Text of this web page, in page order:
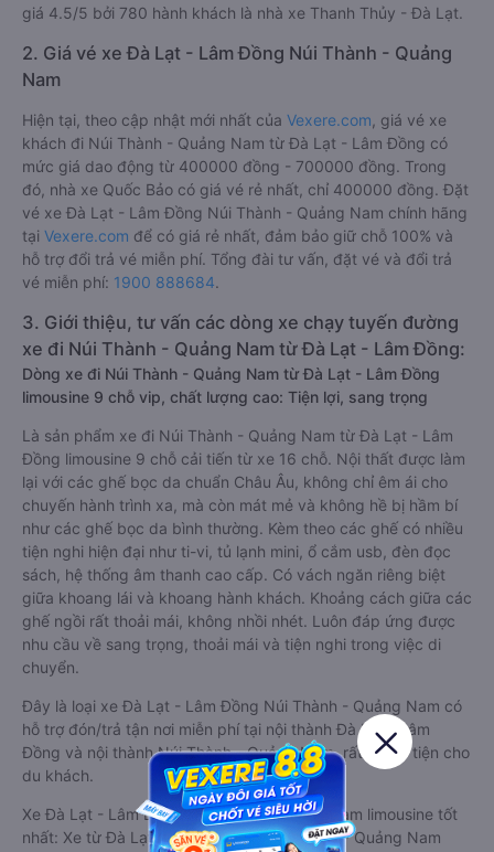
giá 4.5/5 bởi 780 hành khách là nhà xe Thanh Thủy - Đà Lạt.
2. Giá vé xe Đà Lạt - Lâm Đồng Núi Thành - Quảng
Nam
Hiện tại, theo cập nhật mới nhất của Vexere.com , giá vé xe
khách đi Núi Thành - Quảng Nam từ Đà Lạt - Lâm Đồng có
mức giá dao động từ 400000 đồng - 700000 đồng. Trong
đó, nhà xe Quốc Bảo có giá vé rẻ nhất, chỉ 400000 đồng. Đặt
vé xe Đà Lạt - Lâm Đồng Núi Thành - Quảng Nam chính hãng
tại Vexere.com để có giá rẻ nhất, đảm bảo giữ chỗ 100% và
hỗ trợ đổi trả vé miễn phí. Tổng đài tư vấn, đặt vé và đổi trả
vé miễn phí: 1900 888684.
3. Giới thiệu, tư vấn các dòng xe chạy tuyến đường
xe đi Núi Thành - Quảng Nam từ Đà Lạt - Lâm Đồng:
Dòng xe đi Núi Thành - Quảng Nam từ Đà Lạt - Lâm Đồng
limousine 9 chỗ vip, chất lượng cao: Tiện lợi, sang trọng
Là sản phẩm xe đi Núi Thành - Quảng Nam từ Đà Lạt - Lâm
Đồng limousine 9 chỗ cải tiến từ xe 16 chỗ. Nội thất được làm
lại với các ghế bọc da chuẩn Châu Âu, không chỉ êm ái cho
chuyến hành trình xa, mà còn mát mẻ và không hề bị hầm bí
như các ghế bọc da bình thường. Kèm theo các ghế có nhiều
tiện nghi hiện đại như ti-vi, tủ lạnh mini, ổ cắm usb, đèn đọc
sách, hệ thống âm thanh cao cấp. Có vách ngăn riêng biệt
giữa khoang lái và khoang hành khách. Khoảng cách giữa các
ghế ngồi rất thoải mái, không nhồi nhét. Luôn đáp ứng được
nhu cầu về sang trọng, thoải mái và tiện nghi trong việc di
chuyển.
Đây là loại xe Đà Lạt - Lâm Đồng Núi Thành - Quảng Nam có
hỗ trợ đón/trả tận nơi miễn phí tại nội thành Đà Lạt - Lâm
Đồng và nội thành Núi Thành - Quảng Nam, rất thuận tiện cho
du khách.
Xe Đà Lạt - Lâm Đồng Núi Thành - Quảng Nam limousine tốt
nhất: Xe từ Đà Lạt - Lâm Đồng đi Núi Thành - Quảng Nam